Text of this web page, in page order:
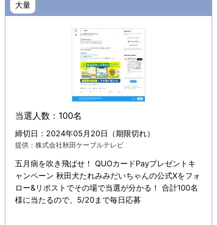
大量
当選人数：100名
締切日：2024年05月20日（期限切れ）
提供：株式会社秋田ケーブルテレビ
五月病を吹き飛ばせ！ QUOカードPayプレゼントキ
ャンペーン 秋田犬たれみみだいちゃんの公式Xをフォ
ロー&リポストでその場で当選が分かる！ 合計100名
様に当たるので、5/20まで毎日応募